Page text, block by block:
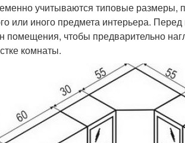
учитываются типовые размеры,
или иного предмета интерьера. Перед
помещения, чтобы предварительно
комнаты.